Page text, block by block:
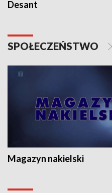
Desant
SPOŁECZEŃSTWO
Magazyn nakielski